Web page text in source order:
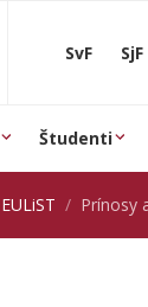
SvF SjF
Študenti
EULiST Prínosy